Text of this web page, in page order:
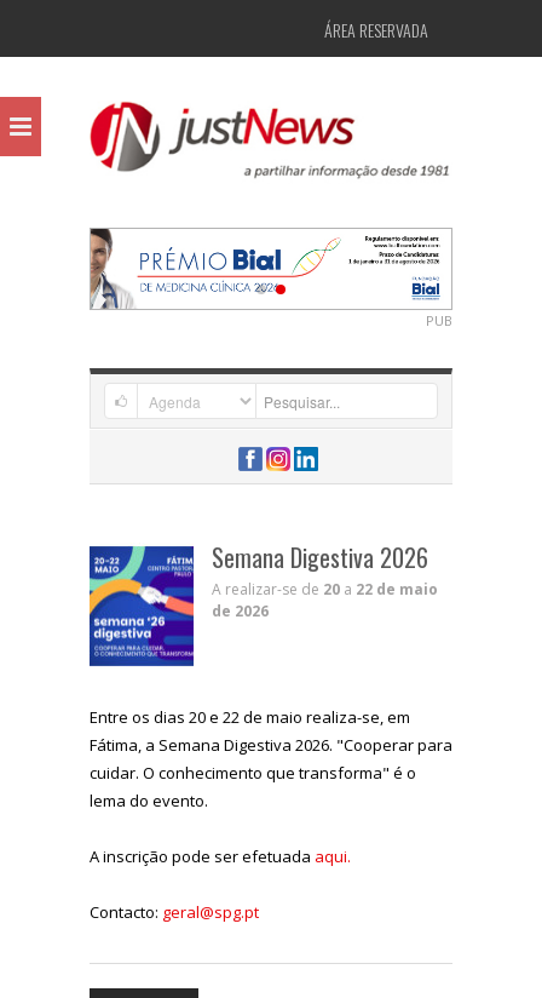
ÁREA RESERVADA
PUB
Semana Digestiva 2026
A realizar-se de 20 a 22 de maio
de 2026
Entre os dias 20 e 22 de maio realiza-se, em
Fátima, a Semana Digestiva 2026. "Cooperar para
cuidar. O conhecimento que transforma" é o
lema do evento.
A inscrição pode ser efetuada aqui.
Contacto: geral@spg.pt